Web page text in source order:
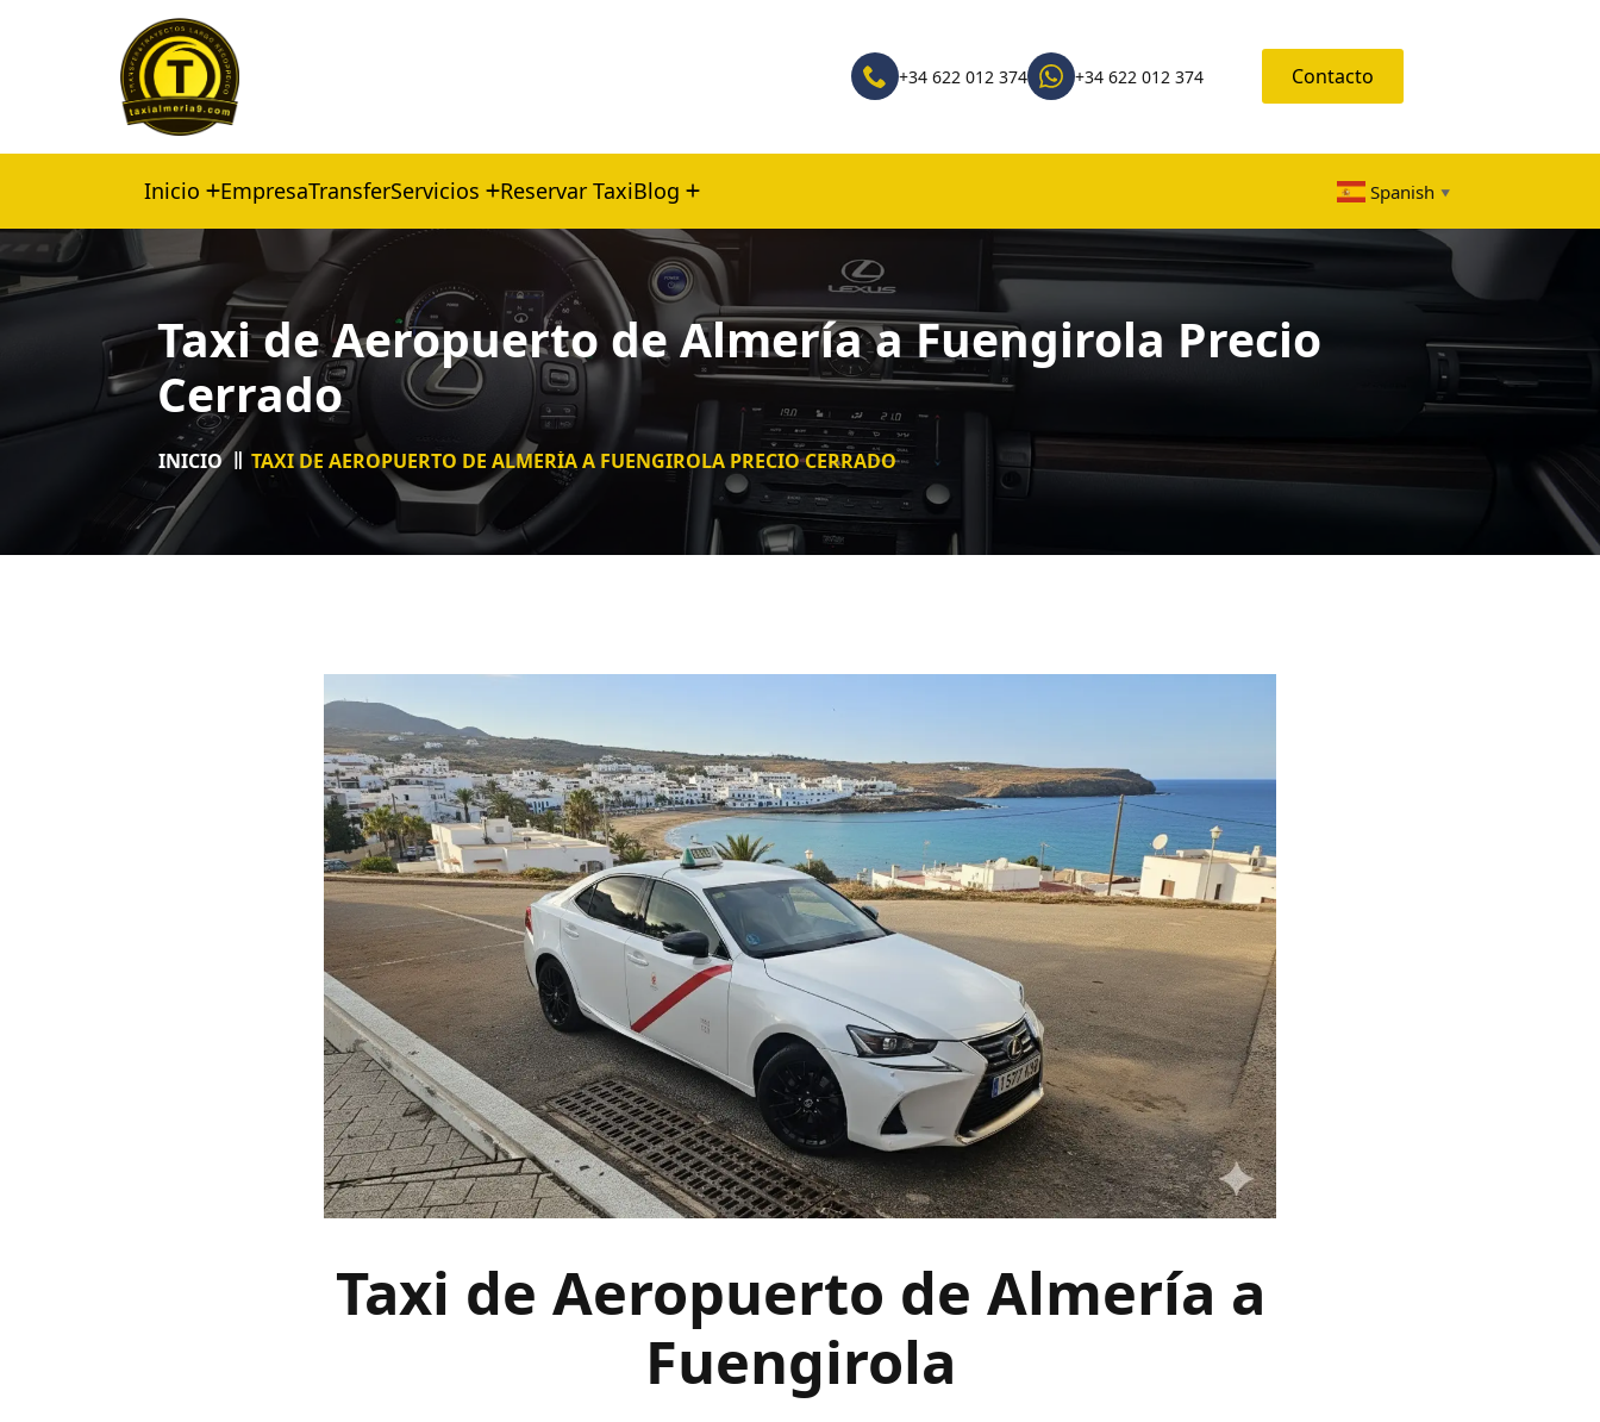
+34 622 012 374 +34 622 012 374 Contacto
Inicio EmpresaTransferServicios Reservar TaxiBlog Spanish ▼
Taxi de Aeropuerto de Almería a Fuengirola Precio
Cerrado
INICIO TAXI DE AEROPUERTO DE ALMERÍA A FUENGIROLA PRECIO CERRADO
Taxi de Aeropuerto de Almería a
Fuengirola